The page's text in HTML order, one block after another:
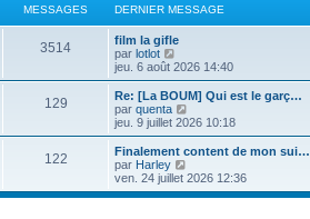
MESSAGES DERNIER MESSAGE
3514
film la gifle
par lotlot
o
i
r
l
e
e
r
n
i
e
jeu. 6 août 2026 14:40
129
Re: [La BOUM] Qui est le garç…
par quenta
o
i
r
e
e
jeu. 9 juillet 2026 10:18
122
Finalement content de mon sui…
par Harley
o
i
ven. 24 juillet 2026 12:36